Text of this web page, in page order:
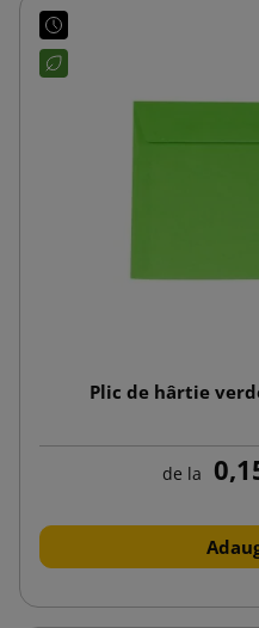
Plic de hârtie
de la